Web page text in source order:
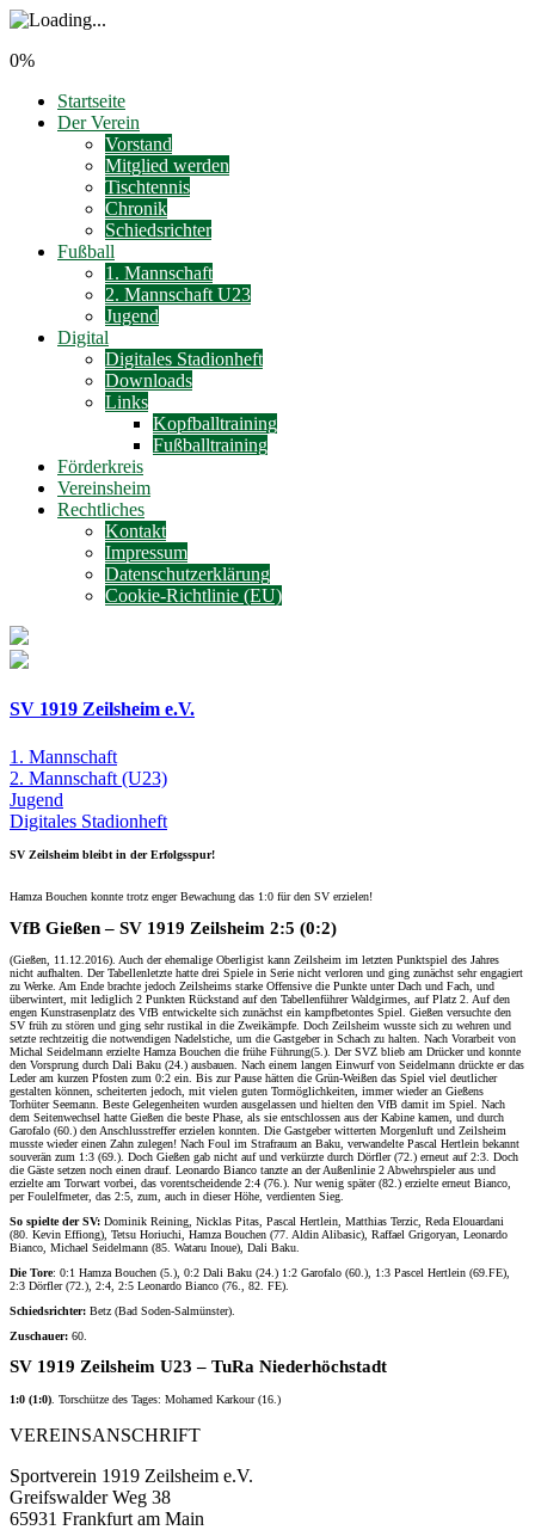
0%
Startseite
Der Verein
Vorstand
Mitglied werden
Tischtennis
Chronik
Schiedsrichter
Fußball
1. Mannschaft
2. Mannschaft U23
Jugend
Digital
Digitales Stadionheft
Downloads
Links
Kopfballtraining
Fußballtraining
Förderkreis
Vereinsheim
Rechtliches
Kontakt
Impressum
Datenschutzerklärung
Cookie-Richtlinie (EU)
SV 1919 Zeilsheim e.V.
1. Mannschaft
2. Mannschaft (U23)
Jugend
Digitales Stadionheft
SV Zeilsheim bleibt in der Erfolgsspur!
Hamza Bouchen konnte trotz enger Bewachung das 1:0 für den SV erzielen!
VfB Gießen – SV 1919 Zeilsheim 2:5 (0:2)
(Gießen, 11.12.2016). Auch der ehemalige Oberligist kann Zeilsheim im letzten Punktspiel des Jahres
nicht aufhalten. Der Tabellenletzte hatte drei Spiele in Serie nicht verloren und ging zunächst sehr engagiert
zu Werke. Am Ende brachte jedoch Zeilsheims starke Offensive die Punkte unter Dach und Fach, und
überwintert, mit lediglich 2 Punkten Rückstand auf den Tabellenführer Waldgirmes, auf Platz 2. Auf den
engen Kunstrasenplatz des VfB entwickelte sich zunächst ein kampfbetontes Spiel. Gießen versuchte den
SV früh zu stören und ging sehr rustikal in die Zweikämpfe. Doch Zeilsheim wusste sich zu wehren und
setzte rechtzeitig die notwendigen Nadelstiche, um die Gastgeber in Schach zu halten. Nach Vorarbeit von
Michal Seidelmann erzielte Hamza Bouchen die frühe Führung(5.). Der SVZ blieb am Drücker und konnte
den Vorsprung durch Dali Baku (24.) ausbauen. Nach einem langen Einwurf von Seidelmann drückte er das
Leder am kurzen Pfosten zum 0:2 ein. Bis zur Pause hätten die Grün-Weißen das Spiel viel deutlicher
gestalten können, scheiterten jedoch, mit vielen guten Tormöglichkeiten, immer wieder an Gießens
Torhüter Seemann. Beste Gelegenheiten wurden ausgelassen und hielten den VfB damit im Spiel. Nach
dem Seitenwechsel hatte Gießen die beste Phase, als sie entschlossen aus der Kabine kamen, und durch
Garofalo (60.) den Anschlusstreffer erzielen konnten. Die Gastgeber witterten Morgenluft und Zeilsheim
musste wieder einen Zahn zulegen! Nach Foul im Strafraum an Baku, verwandelte Pascal Hertlein bekannt
souverän zum 1:3 (69.). Doch Gießen gab nicht auf und verkürzte durch Dörfler (72.) erneut auf 2:3. Doch
die Gäste setzen noch einen drauf. Leonardo Bianco tanzte an der Außenlinie 2 Abwehrspieler aus und
erzielte am Torwart vorbei, das vorentscheidende 2:4 (76.). Nur wenig später (82.) erzielte erneut Bianco,
per Foulelfmeter, das 2:5, zum, auch in dieser Höhe, verdienten Sieg.
So spielte der SV: Dominik Reining, Nicklas Pitas, Pascal Hertlein, Matthias Terzic, Reda Elouardani
(80. Kevin Effiong), Tetsu Horiuchi, Hamza Bouchen (77. Aldin Alibasic), Raffael Grigoryan, Leonardo
Bianco, Michael Seidelmann (85. Wataru Inoue), Dali Baku.
Die Tore: 0:1 Hamza Bouchen (5.), 0:2 Dali Baku (24.) 1:2 Garofalo (60.), 1:3 Pascel Hertlein (69.FE),
2:3 Dörfler (72.), 2:4, 2:5 Leonardo Bianco (76., 82. FE).
Schiedsrichter: Betz (Bad Soden-Salmünster).
Zuschauer: 60.
SV 1919 Zeilsheim U23 – TuRa Niederhöchstadt
1:0 (1:0) . Torschütze des Tages: Mohamed Karkour (16.)
VEREINSANSCHRIFT
Sportverein 1919 Zeilsheim e.V.
Greifswalder Weg 38
65931 Frankfurt am Main